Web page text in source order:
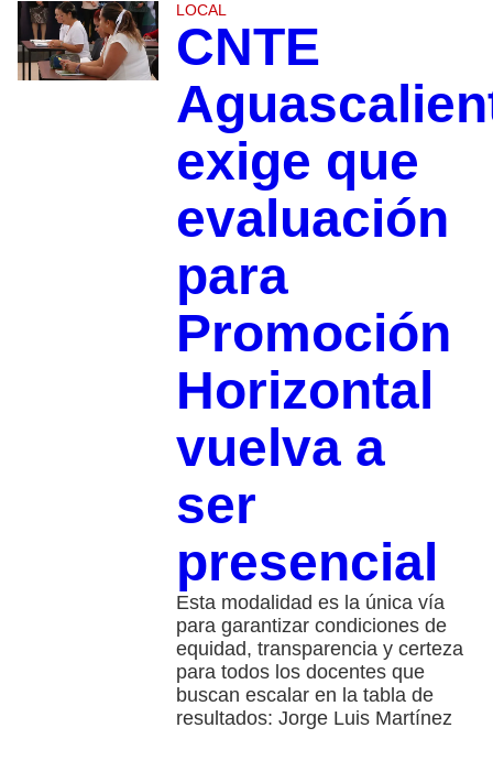
LOCAL
CNTE
exige que
evaluación
para
Promoción
Horizontal
vuelva a
ser
presencial
Esta modalidad es la única vía
para garantizar condiciones de
equidad, transparencia y certeza
para todos los docentes que
buscan escalar en la tabla de
resultados: Jorge Luis Martínez